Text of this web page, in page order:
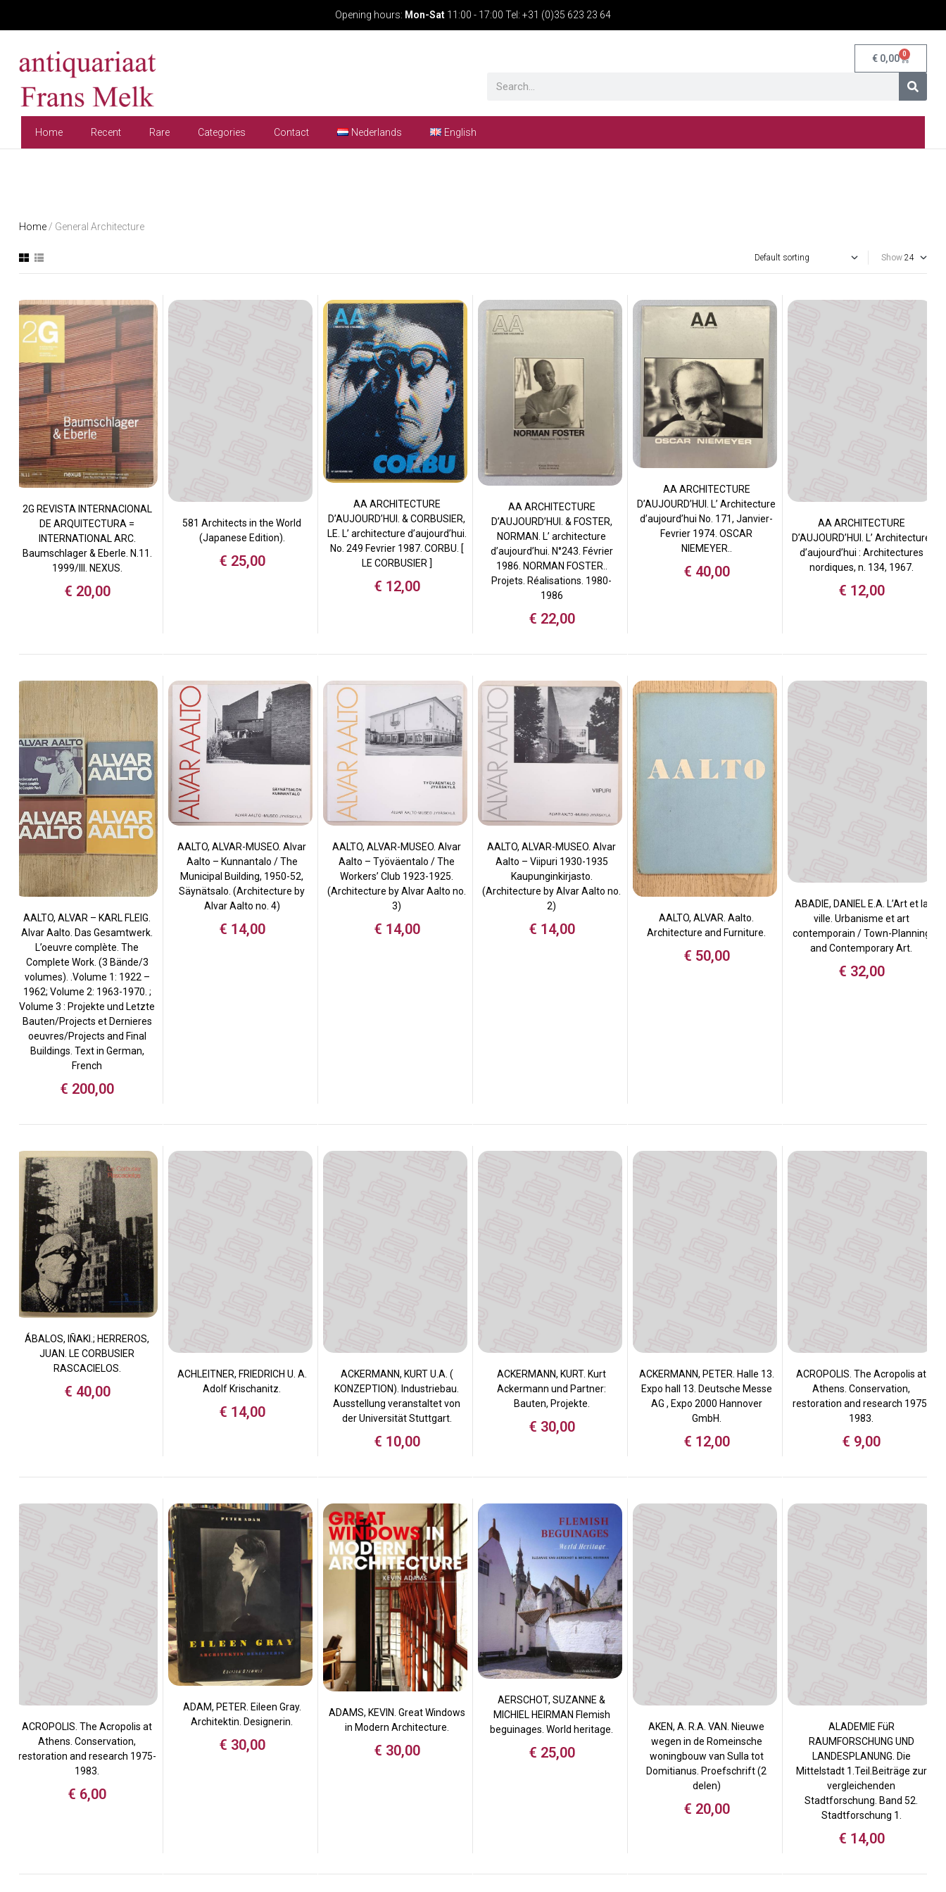
Opening hours: Mon-Sat 11:00 - 17:00 Tel: +31 (0)35 623 23 64
€ 0,00 0
Home Recent Rare Categories Contact Nederlands English
Home / General Architecture
Show
2G REVISTA INTERNACIONAL
DE ARQUITECTURA =
INTERNATIONAL ARC.
Baumschlager & Eberle. N.11.
1999/III. NEXUS.
€ 20,00
581 Architects in the World
(Japanese Edition).
€ 25,00
AA ARCHITECTURE
D’AUJOURD’HUI. & CORBUSIER,
LE. L’ architecture d’aujourd’hui.
No. 249 Fevrier 1987. CORBU. [
LE CORBUSIER ]
€ 12,00
AA ARCHITECTURE
D’AUJOURD’HUI. & FOSTER,
NORMAN. L’ architecture
d’aujourd’hui. N°243. Février
1986. NORMAN FOSTER..
Projets. Réalisations. 1980-
1986
€ 22,00
AA ARCHITECTURE
D’AUJOURD’HUI. L’ Architecture
d’aujourd’hui No. 171, Janvier-
Fevrier 1974. OSCAR
NIEMEYER..
€ 40,00
AA ARCHITECTURE
D’AUJOURD’HUI. L’ Architecture
d’aujourd’hui : Architectures
nordiques, n. 134, 1967.
€ 12,00
AALTO, ALVAR – KARL FLEIG.
Alvar Aalto. Das Gesamtwerk.
L’oeuvre complète. The
Complete Work. (3 Bände/3
volumes). .Volume 1: 1922 –
1962; Volume 2: 1963-1970. ;
Volume 3 : Projekte und Letzte
Bauten/Projects et Dernieres
oeuvres/Projects and Final
Buildings. Text in German,
French
€ 200,00
AALTO, ALVAR-MUSEO. Alvar
Aalto – Kunnantalo / The
Municipal Building, 1950-52,
Säynätsalo. (Architecture by
Alvar Aalto no. 4)
€ 14,00
AALTO, ALVAR-MUSEO. Alvar
Aalto – Työväentalo / The
Workers’ Club 1923-1925.
(Architecture by Alvar Aalto no.
3)
€ 14,00
AALTO, ALVAR-MUSEO. Alvar
Aalto – Viipuri 1930-1935
Kaupunginkirjasto.
(Architecture by Alvar Aalto no.
2)
€ 14,00
AALTO, ALVAR. Aalto.
Architecture and Furniture.
€ 50,00
ABADIE, DANIEL E.A. L’Art et la
ville. Urbanisme et art
contemporain / Town-Planning
and Contemporary Art.
€ 32,00
ÁBALOS, IÑAKI.; HERREROS,
JUAN. LE CORBUSIER
RASCACIELOS.
€ 40,00
ACHLEITNER, FRIEDRICH U. A.
Adolf Krischanitz.
€ 14,00
ACKERMANN, KURT U.A. (
KONZEPTION). Industriebau.
Ausstellung veranstaltet von
der Universität Stuttgart.
€ 10,00
ACKERMANN, KURT. Kurt
Ackermann und Partner:
Bauten, Projekte.
€ 30,00
ACKERMANN, PETER. Halle 13.
Expo hall 13. Deutsche Messe
AG , Expo 2000 Hannover
GmbH.
€ 12,00
ACROPOLIS. The Acropolis at
Athens. Conservation,
restoration and research 1975-
1983.
€ 9,00
ACROPOLIS. The Acropolis at
Athens. Conservation,
restoration and research 1975-
1983.
€ 6,00
ADAM, PETER. Eileen Gray.
Architektin. Designerin.
€ 30,00
ADAMS, KEVIN. Great Windows
in Modern Architecture.
€ 30,00
AERSCHOT, SUZANNE &
MICHIEL HEIRMAN Flemish
beguinages. World heritage.
€ 25,00
AKEN, A. R.A. VAN. Nieuwe
wegen in de Romeinsche
woningbouw van Sulla tot
Domitianus. Proefschrift (2
delen)
€ 20,00
ALADEMIE FüR
RAUMFORSCHUNG UND
LANDESPLANUNG. Die
Mittelstadt 1.Teil.Beiträge zur
vergleichenden
Stadtforschung. Band 52.
Stadtforschung 1.
€ 14,00